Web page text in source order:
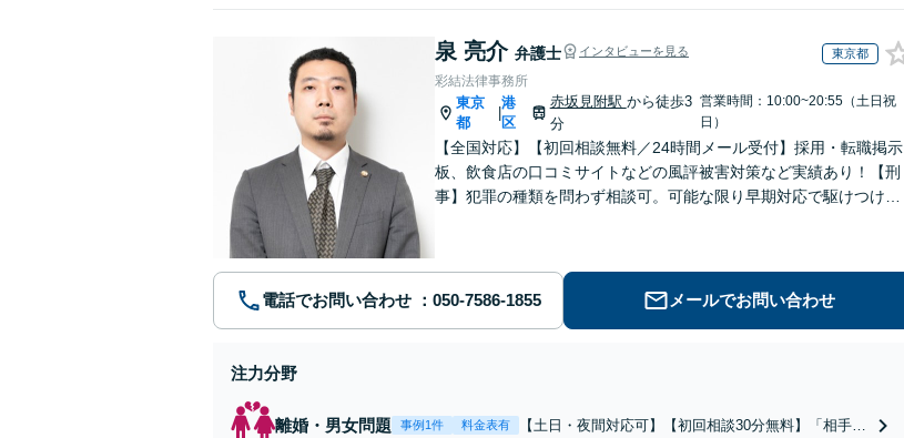
泉 亮介 弁護士 インタビューを見る 東京都
彩結法律事務所
東京
都
港
区
赤坂見附駅 から徒歩3
分
営業時間：10:00~20:55（土日祝
日）
【全国対応】【初回相談無料／24時間メール受付】採用・転職掲示
板、飲食店の口コミサイトなどの風評被害対策など実績あり！【刑
事】犯罪の種類を問わず相談可。可能な限り早期対応で駆けつけサ
電話でお問い合わせ メールでお問い合わせ
注力分野
離婚・男女問題 事例1件 料金表有 【土日・夜間対応可】【初回相談30分無料】「相手方